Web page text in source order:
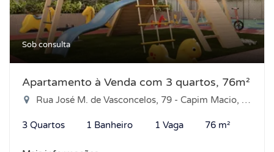
Sob consulta
Apartamento à Venda com 3 quartos, 76m²
Rua José M. de Vasconcelos, 79 - Capim Macio, Natal-RN
3 Quartos 1 Banheiro 1 Vaga 76 m²